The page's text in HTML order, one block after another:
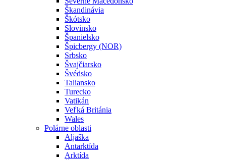
Škandinávia
Škótsko
Slovinsko
Španielsko
Špicbergy (NOR)
Srbsko
Švajčiarsko
Švédsko
Taliansko
Turecko
Vatikán
Veľká Británia
Wales
Polárne oblasti
Aljaška
Antarktída
Arktída